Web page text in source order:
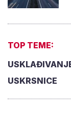
TOP TEME:
USKRSNICE